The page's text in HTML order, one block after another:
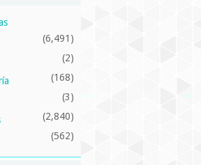
(6,491)
(2)
(168)
(3)
(2,840)
(562)